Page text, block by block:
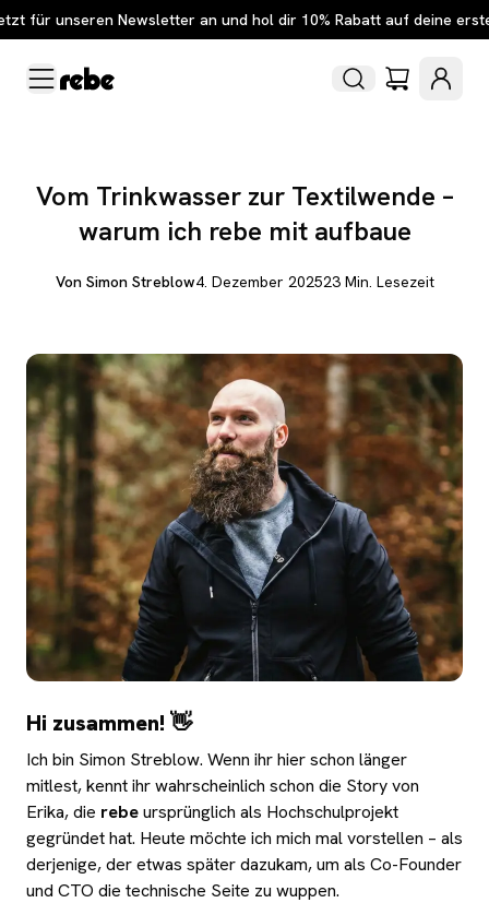
für unseren Newsletter an und hol dir 10% Rabatt auf deine
Vom Trinkwasser zur Textilwende –
warum ich rebe mit aufbaue
Von Simon Streblow4. Dezember 202523 Min. Lesezeit
Hi zusammen! 👋
Ich bin Simon Streblow. Wenn ihr hier schon länger
mitlest, kennt ihr wahrscheinlich schon die Story von
Erika, die rebeursprünglich als Hochschulprojekt
gegründet hat. Heute möchte ich mich mal vorstellen – als
derjenige, der etwas später dazukam, um als Co-Founder
und CTO die technische Seite zu wuppen.